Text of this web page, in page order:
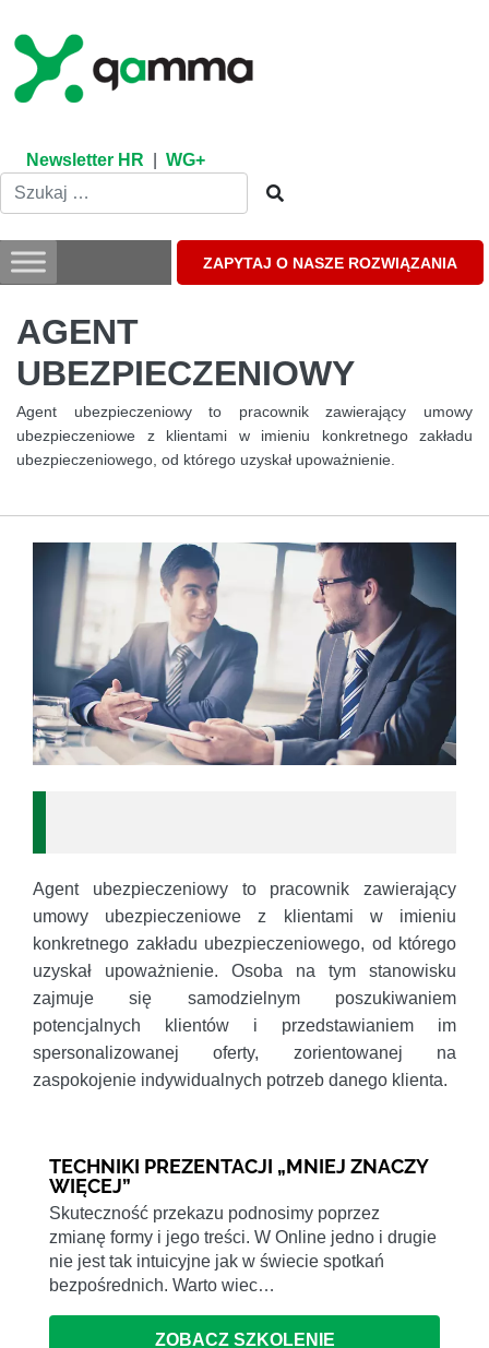
content
Newsletter HR WG+
ZAPYTAJ O NASZE ROZWIĄZANIA
AGENT
UBEZPIECZENIOWY
Agent ubezpieczeniowy to pracownik zawierający umowy
ubezpieczeniowe z klientami w imieniu konkretnego zakładu
ubezpieczeniowego, od którego uzyskał upoważnienie.
Agent ubezpieczeniowy to pracownik zawierający
umowy ubezpieczeniowe z klientami w imieniu
konkretnego zakładu ubezpieczeniowego, od którego
uzyskał upoważnienie. Osoba na tym stanowisku
zajmuje się samodzielnym poszukiwaniem
potencjalnych klientów i przedstawianiem im
spersonalizowanej oferty, zorientowanej na
zaspokojenie indywidualnych potrzeb danego klienta.
TECHNIKI PREZENTACJI „MNIEJ ZNACZY
WIĘCEJ”
Skuteczność przekazu podnosimy poprzez
zmianę formy i jego treści. W Online jedno i drugie
nie jest tak intuicyjne jak w świecie spotkań
bezpośrednich. Warto wiec…
ZOBACZ SZKOLENIE